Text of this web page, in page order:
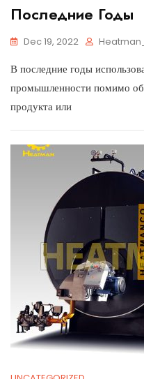
Последние Годы
Dec 19, 2022
В последние годы
промышленности помимо
продукта или